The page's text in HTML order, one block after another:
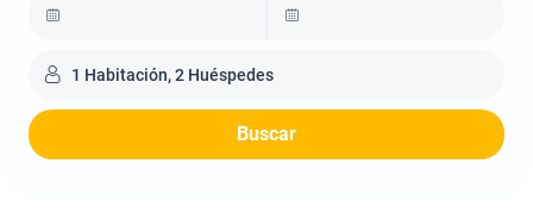
1 Habitación, 2 Huéspedes
Buscar